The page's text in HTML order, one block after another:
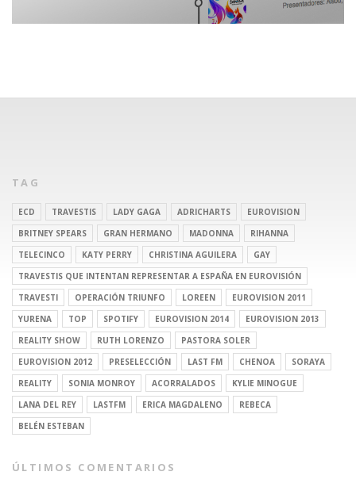
TAG
ECD TRAVESTIS LADY GAGA ADRICHARTS
EUROVISION
BRITNEY SPEARS
GRAN HERMANO MADONNA
RIHANNA
TELECINCO
KATY PERRY CHRISTINA AGUILERA
GAY
TRAVESTIS QUE INTENTAN REPRESENTAR A ESPAÑA EN EUROVISIÓN
TRAVESTI
OPERACIÓN TRIUNFO LOREEN
EUROVISION 2011
YURENA
TOP SPOTIFY EUROVISION 2014
EUROVISION 2013
REALITY SHOW
RUTH LORENZO
PASTORA SOLER
EUROVISION 2012
PRESELECCIÓN LAST FM CHENOA
SORAYA
REALITY
SONIA MONROY ACORRALADOS
KYLIE MINOGUE
LANA DEL REY
LASTFM ERICA MAGDALENO
REBECA
BELÉN ESTEBAN
ÚLTIMOS COMENTARIOS